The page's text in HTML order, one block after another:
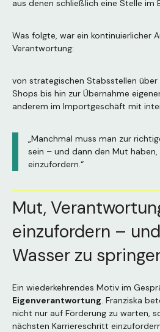
aus denen schließlich eine Stelle im
Was folgte, war ein kontinuierlicher
Verantwortung:
von strategischen Stabsstellen
Shops bis hin zur Übernahme
anderem im Importgeschäft mit
„Manchmal muss man zur
sein – und dann den Mut
einzufordern.“
Mut,
einzufordern –
Wasser zu
Ein wiederkehrendes Motiv im
Eigenverantwortung. Franziska
nicht nur auf Förderung zu warten,
nächsten Karriereschritt